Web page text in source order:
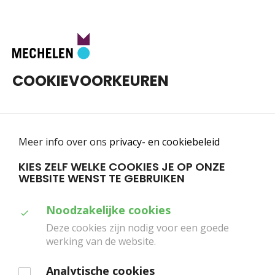
Home Scholen Subsidies voor vervoer
SUBSIDIES VOOR VERVOER
COOKIEVOORKEUREN
Meer info over ons privacy- en cookiebeleid
KIES ZELF WELKE COOKIES JE OP ONZE
WEBSITE WENST TE GEBRUIKEN
Duid
welke
cookies
Noodzakelijke cookies
Deze cookies zijn nodig voor een goede
werking van de website.
Analytische cookies